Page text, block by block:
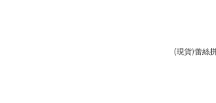
(現貨)蕾絲